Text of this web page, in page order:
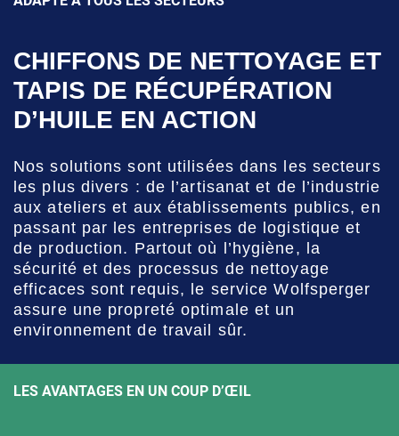
CHIFFONS DE NETTOYAGE ET
TAPIS DE RÉCUPÉRATION
D’HUILE EN ACTION
Nos solutions sont utilisées dans les secteurs
les plus divers : de l’artisanat et de l’industrie
aux ateliers et aux établissements publics, en
passant par les entreprises de logistique et
de production. Partout où l’hygiène, la
sécurité et des processus de nettoyage
efficaces sont requis, le service Wolfsperger
assure une propreté optimale et un
environnement de travail sûr.
LES AVANTAGES EN UN COUP D’ŒIL